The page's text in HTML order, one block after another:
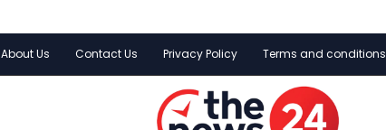
About Us Contact Us Privacy Policy Terms and conditions